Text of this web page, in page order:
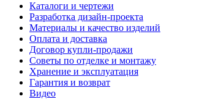
Каталоги и чертежи
Разработка дизайн-проекта
Материалы и качество изделий
Оплата и доставка
Договор купли-продажи
Советы по отделке и монтажу
Хранение и эксплуатация
Гарантия и возврат
Видео